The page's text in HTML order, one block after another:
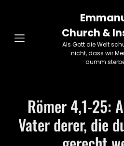
Church &
Als Gott die Welt
nicht, dass wir
dumm
Römer 4,1-25:
Vater derer, die